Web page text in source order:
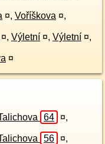
¤, Voříškova ¤,
¤, Výletní ¤, Výletní ¤,
¤
64 ¤,
56 ¤,